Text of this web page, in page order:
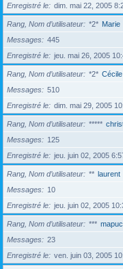
Enregistré le
dim. mai 22, 2005
Rang, Nom d’utilisateur *2* Marie
Messages
445
Enregistré le
jeu. mai 26, 2005
Rang, Nom d’utilisateur *2* Cécile
Messages
510
Enregistré le
dim. mai 29, 2005
Rang, Nom d’utilisateur *****
Messages
125
Enregistré le
jeu. juin 02, 2005
Rang, Nom d’utilisateur ** laurent
Messages
10
Enregistré le
jeu. juin 02, 2005
Rang, Nom d’utilisateur ***
Messages
23
Enregistré le
ven. juin 03, 2005